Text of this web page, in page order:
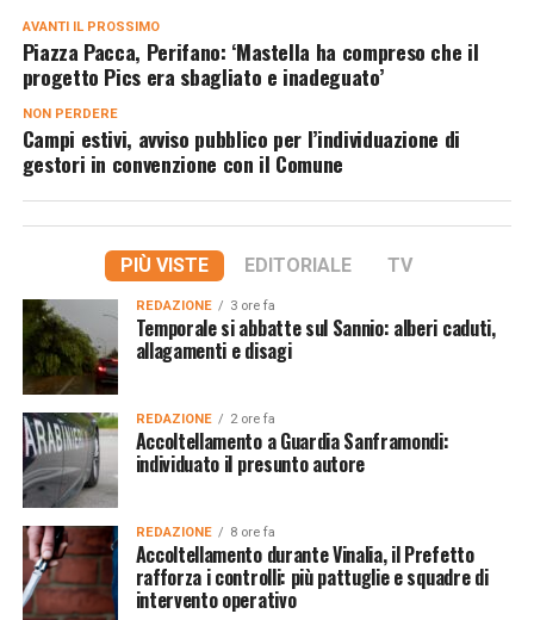
AVANTI IL ​​PROSSIMO
Piazza Pacca, Perifano: ‘Mastella ha compreso che il
progetto Pics era sbagliato e inadeguato’
NON PERDERE
Campi estivi, avviso pubblico per l’individuazione di
gestori in convenzione con il Comune
PIÙ VISTE EDITORIALE TV
REDAZIONE 3 ore fa
Temporale si abbatte sul Sannio: alberi caduti,
allagamenti e disagi
REDAZIONE 2 ore fa
Accoltellamento a Guardia Sanframondi:
individuato il presunto autore
REDAZIONE 8 ore fa
Accoltellamento durante Vinalia, il Prefetto
rafforza i controlli: più pattuglie e squadre di
intervento operativo